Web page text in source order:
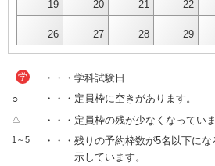
19 20 21 22
26 27 28 29
学 ・・・学科試験日
○ ・・・定員枠に空きがあります。
△ ・・・定員枠の残が少なくなっていま
1～5
・・・残りの予約枠数が5名以下に
示しています。